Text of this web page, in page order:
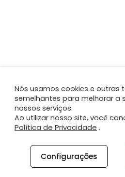
Nós usamos cookies e outras
semelhantes para melhorar a
nossos serviços.
Ao utilizar nosso site, você
Política de Privacidade .
Configurações